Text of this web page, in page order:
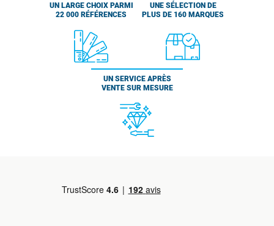
UN LARGE CHOIX PARMI
22 000 RÉFÉRENCES
UNE SÉLECTION DE
PLUS DE 160 MARQUES
UN SERVICE APRÈS
VENTE SUR MESURE